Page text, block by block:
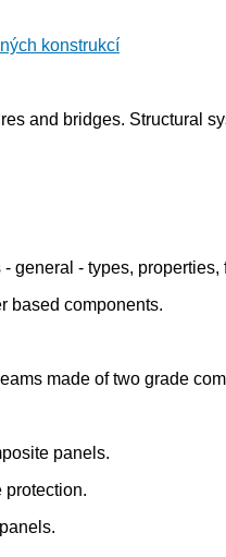
konstrukcí
and bridges. Structural
general - types, properties,
based components.
made of two grade
panels.
protection.